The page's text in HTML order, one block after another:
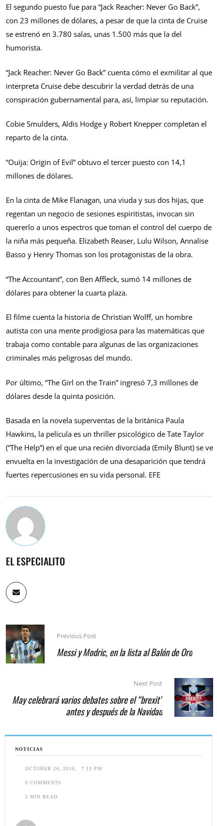
NOTICIAS
OCTOBER 24, 2016 7:13 PM
0 COMMENTS
2 MIN READ
El segundo puesto fue para “Jack Reacher: Never Go Back”,
con 23 millones de dólares, a pesar de que la cinta de Cruise
se estrenó en 3.780 salas, unas 1.500 más que la del
humorista.
“Jack Reacher: Never Go Back” cuenta cómo el exmilitar al que
interpreta Cruise debe descubrir la verdad detrás de una
conspiración gubernamental para, así, limpiar su reputación.
Cobie Smulders, Aldis Hodge y Robert Knepper completan el
reparto de la cinta.
“Ouija: Origin of Evil” obtuvo el tercer puesto con 14,1
millones de dólares.
En la cinta de Mike Flanagan, una viuda y sus dos hijas, que
regentan un negocio de sesiones espiritistas, invocan sin
quererlo a unos espectros que toman el control del cuerpo de
la niña más pequeña. Elizabeth Reaser, Lulu Wilson, Annalise
Basso y Henry Thomas son los protagonistas de la obra.
“The Accountant”, con Ben Affleck, sumó 14 millones de
dólares para obtener la cuarta plaza.
El filme cuenta la historia de Christian Wolff, un hombre
autista con una mente prodigiosa para las matemáticas que
trabaja como contable para algunas de las organizaciones
criminales más peligrosas del mundo.
Por último, “The Girl on the Train” ingresó 7,3 millones de
dólares desde la quinta posición.
Basada en la novela superventas de la británica Paula
Hawkins, la película es un thriller psicológico de Tate Taylor
(“The Help”) en el que una recién divorciada (Emily Blunt) se ve
envuelta en la investigación de una desaparición que tendrá
fuertes repercusiones en su vida personal. EFE
EL ESPECIALITO
Previous Post
Messi y Modric, en la lista al Balón de Oro
Next Post
May celebrará varios debates sobre el “brexit”
antes y después de la Navidad